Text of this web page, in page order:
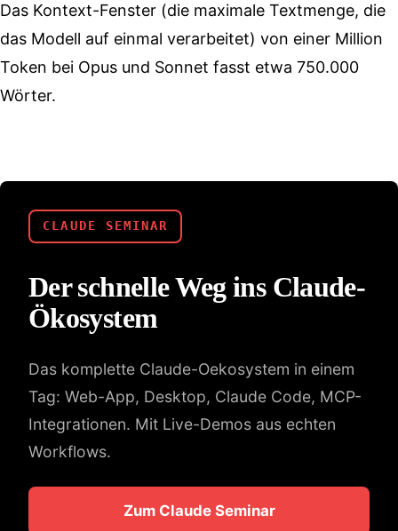
Das Kontext-Fenster (die maximale Textmenge, die
das Modell auf einmal verarbeitet) von einer Million
Token bei Opus und Sonnet fasst etwa 750.000
Wörter.
CLAUDE SEMINAR
Der schnelle Weg ins Claude-
Ökosystem
Das komplette Claude-Oekosystem in einem
Tag: Web-App, Desktop, Claude Code, MCP-
Integrationen. Mit Live-Demos aus echten
Workflows.
Zum Claude Seminar